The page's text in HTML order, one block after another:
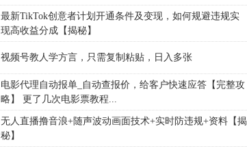
最新TikTok创意者计划开通条件及变现，如何规避违规实
现高收益分成【揭秘】
视频号教人学方言，只需复制粘贴，日入多张
电影代理自动报单_自动查报价，给客户快速应答【完整攻
略】 更了几次电影票教程...
无人直播撸音浪+随声波动画面技术+实时防违规+资料【揭
秘】